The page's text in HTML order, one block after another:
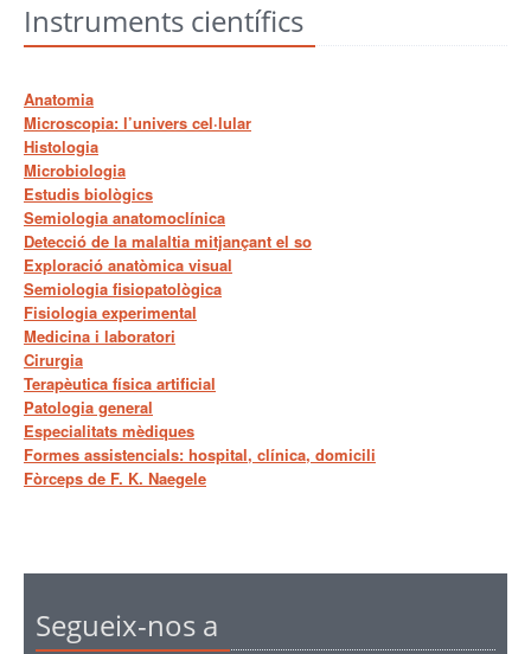
Instruments científics
Anatomia
Microscopia: l’univers cel·lular
Histologia
Microbiologia
Estudis biològics
Semiologia anatomoclínica
Detecció de la malaltia mitjançant el so
Exploració anatòmica visual
Semiologia fisiopatològica
Fisiologia experimental
Medicina i laboratori
Cirurgia
Terapèutica física artificial
Patologia general
Especialitats mèdiques
Formes assistencials: hospital, clínica, domicili
Fòrceps de F. K. Naegele
Segueix-nos a